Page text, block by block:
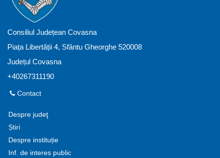
Consiliul Județean Covasna
Piața Libertății 4, Sfântu Gheorghe 520008
Județul Covasna
+40267311190
Contact
Despre judeţ
Știri
Despre instituție
Inf. de interes public